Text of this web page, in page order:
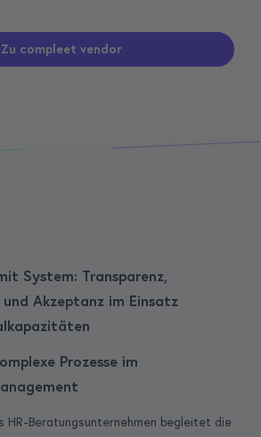
Zu compleet vendor
System: Transparenz,
Akzeptanz im Einsatz
Prozesse im
HR-Beratungsunternehmen begleitet die